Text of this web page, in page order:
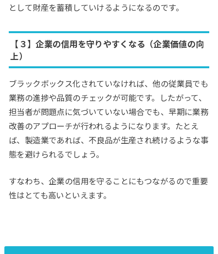
として財産を蓄積していけるようになるのです。
【３】企業の信用を守りやすくなる（企業価値の向
上）
ブラックボックス化されていなければ、他の従業員でも
業務の進捗や品質のチェックが可能です。したがって、
担当者が問題点に気づいていない場合でも、早期に業務
改善のアプローチが行われるようになります。たとえ
ば、製造業であれば、不良品が生産され続けるような事
態を避けられるでしょう。
すなわち、企業の信用を守ることにもつながるので重要
性はとても高いといえます。